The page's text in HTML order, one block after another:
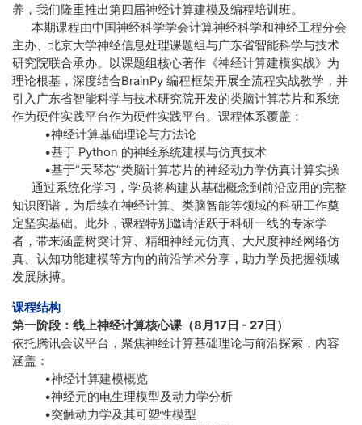
养，我们隆重推出第四届神经计算建模及编程培训班。
本期课程由中国神经科学学会计算神经科学和神经工程分会
主办、北京大学神经信息处理课题组与广东省智能科学与技术
研究院联合承办。以课题组核心著作《神经计算建模实战》为
理论根基，深度结合BrainPy 编程框架开展全流程实战教学，并
引入广东省智能科学与技术研究院开发的类脑计算芯片和系统
作为硬件实践平台作为硬件实践平台。课程体系覆盖：
•神经计算基础理论与方法论
•基于 Python 的神经系统建模与仿真技术
•基于“天琴芯”类脑计算芯片的神经动力学仿真计算实操
通过系统化学习，学员将构建从基础概念到前沿应用的完整
知识图谱，为后续在神经计算、类脑智能等领域的科研工作奠
定坚实基础。此外，课程特别邀请活跃于科研一线的专家学
者，带来涵盖树突计算、精细神经元仿真、大尺度神经网络仿
真、认知功能建模等方向的前沿学术分享，助力学员把握领域
发展脉搏。
课程结构
第一阶段：线上神经计算核心课（8月17日 - 27日）
依托腾讯会议平台，聚焦神经计算基础理论与前沿探索，内容
涵盖：
•神经计算建模概览
•神经元的电生理模型及动力学分析
•突触动力学及其可塑性模型